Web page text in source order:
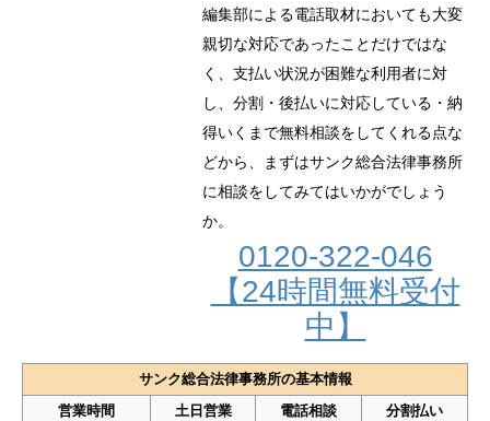
編集部による電話取材においても大変
親切な対応であったことだけではな
く、支払い状況が困難な利用者に対
し、分割・後払いに対応している・納
得いくまで無料相談をしてくれる点な
どから、まずはサンク総合法律事務所
に相談をしてみてはいかがでしょう
か。
0120-322-046
【24時間無料受付
中】
サンク総合法律事務所の基本情報
営業時間
土日営業 電話相談
分割払い